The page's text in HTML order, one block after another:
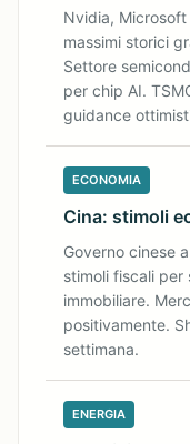
Nvidia,
massimi storici
Settore
per chip AI.
guidance
ECONOMIA
Cina: stimoli
Governo cinese
stimoli fiscali per
immobiliare.
positivamente.
settimana.
ENERGIA